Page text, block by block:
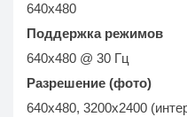
640x480
Поддержка режимов
640x480 @ 30 Гц
Разрешение (фото)
640x480, 3200x2400